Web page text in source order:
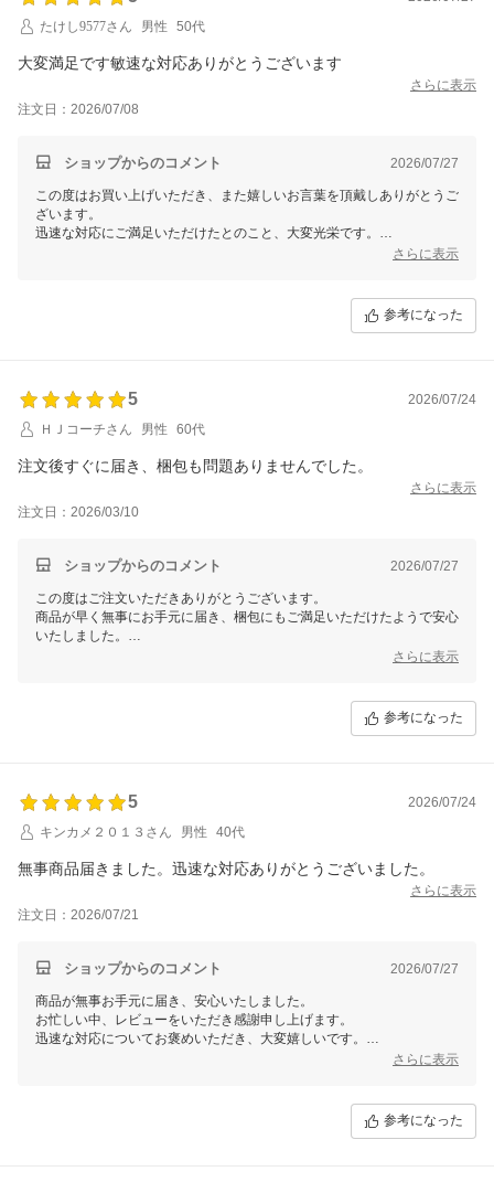
たけし9577さん
男性 50代
大変満足です敏速な対応ありがとうございます
さらに表示
注文日：2026/07/08
ショップからのコメント 2026/07/27
この度はお買い上げいただき、また嬉しいお言葉を頂戴しありがとうご
ざいます。
迅速な対応にご満足いただけたとのこと、大変光栄です。
これからもお客様にご満足いただけるサービスを提供してまいります。
さらに表示
参考になった
5
2026/07/24
ＨＪコーチさん
男性 60代
注文後すぐに届き、梱包も問題ありませんでした。
さらに表示
注文日：2026/03/10
ショップからのコメント 2026/07/27
この度はご注文いただきありがとうございます。
商品が早く無事にお手元に届き、梱包にもご満足いただけたようで安心
いたしました。
これからも安心してご利用いただけるサービスを目指して努力してまい
さらに表示
参考になった
5
2026/07/24
キンカメ２０１３さん
男性 40代
無事商品届きました。迅速な対応ありがとうございました。
さらに表示
注文日：2026/07/21
ショップからのコメント 2026/07/27
商品が無事お手元に届き、安心いたしました。
お忙しい中、レビューをいただき感謝申し上げます。
迅速な対応についてお褒めいただき、大変嬉しいです。
これからもお客様にご満足いただけるサービスと商品を提供してまいり
さらに表示
参考になった